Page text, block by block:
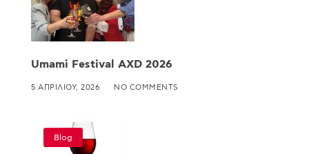
Umami Festival AXD 2026
5 ΑΠΡΙΛΊΟΥ, 2026 NO COMMENTS
Blog